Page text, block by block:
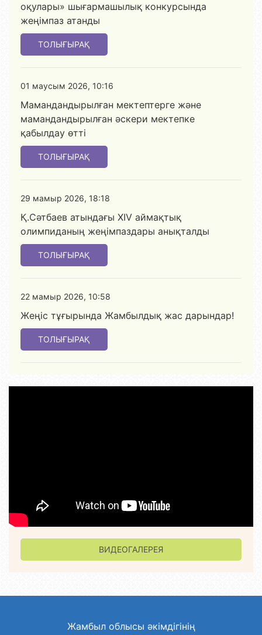
оқулары» шығармашылық конкурсында
жеңімпаз атанды
ТОЛЫҒЫРАҚ
01 маусым 2026, 10:16
Мамандандырылған мектептерге және
мамандандырылған әскери мектепке
қабылдау өтті
ТОЛЫҒЫРАҚ
29 мамыр 2026, 18:18
Қ.Сәтбаев атындағы XIV аймақтық
олимпиданың жеңімпаздары анықталды
ТОЛЫҒЫРАҚ
22 мамыр 2026, 10:58
Жеңіс тұғырында Жамбылдық жас дарындар!
ТОЛЫҒЫРАҚ
ВИДЕОГАЛЕРЕЯ
Жамбыл облысы әкімдігінің